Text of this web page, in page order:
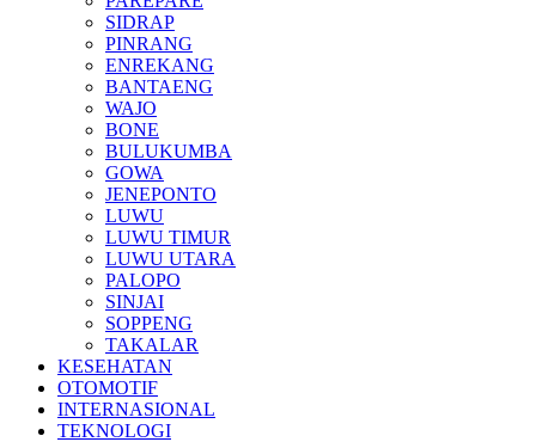
SIDRAP
PINRANG
ENREKANG
BANTAENG
WAJO
BONE
BULUKUMBA
GOWA
JENEPONTO
LUWU
LUWU TIMUR
LUWU UTARA
PALOPO
SINJAI
SOPPENG
TAKALAR
KESEHATAN
OTOMOTIF
INTERNASIONAL
TEKNOLOGI